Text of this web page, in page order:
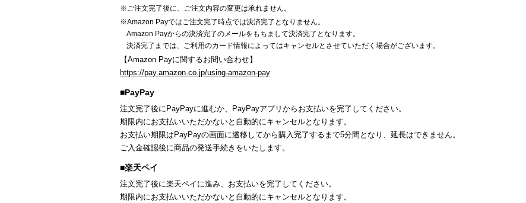
※ご注文完了後に、ご注文内容の変更は承れません。
※Amazon Payではご注文完了時点では決済完了となりません。
Amazon Payからの決済完了のメールをもちまして決済完了となります。
決済完了までは、ご利用のカード情報によってはキャンセルとさせていただく場合がございます。
【Amazon Payに関するお問い合わせ】
https://pay.amazon.co.jp/using-amazon-pay
■PayPay
注文完了後にPayPayに進むか、PayPayアプリからお支払いを完了してください。
期限内にお支払いいただかないと自動的にキャンセルとなります。
お支払い期限はPayPayの画面に遷移してから購入完了するまで5分間となり、延長はできません。
ご入金確認後に商品の発送手続きをいたします。
■楽天ペイ
注文完了後に楽天ペイに進み、お支払いを完了してください。
期限内にお支払いいただかないと自動的にキャンセルとなります。